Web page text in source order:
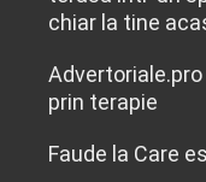
chiar la tine
Advertoriale.pro
prin terapie
Faude la Care